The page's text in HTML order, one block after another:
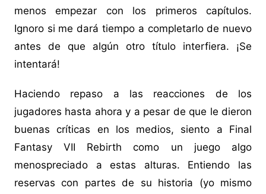
menos empezar con los primeros capítulos.
Ignoro si me dará tiempo a completarlo de nuevo
antes de que algún otro título interfiera. ¡Se
intentará!
Haciendo repaso a las reacciones de los
jugadores hasta ahora y a pesar de que le dieron
buenas críticas en los medios, siento a Final
Fantasy VII Rebirth como un juego algo
menospreciado a estas alturas. Entiendo las
reservas con partes de su historia (yo mismo